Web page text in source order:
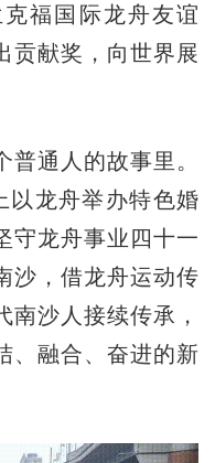
福国际龙舟友谊
贡献奖，向世界展
通人的故事里。
以龙舟举办特色婚
守龙舟事业四十一
沙，借龙舟运动传
南沙人接续传承，
、融合、奋进的新